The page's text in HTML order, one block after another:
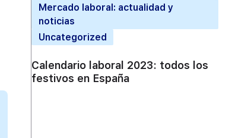
Mercado laboral: actualidad y
noticias
Uncategorized
Calendario laboral 2023: todos los
festivos en España